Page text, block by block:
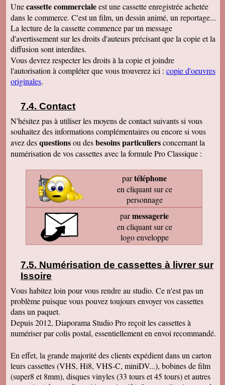
Unecassette commercialeest une cassette enregistrée achetée
dans le commerce. C'est un film, un dessin animé, un reportage...
La lecture de la cassette commence par un message
d'avertissement sur les droits d'auteurs précisant que la copie et la
diffusion sont interdites.
Vous devrez respecter les droits à la copie et joindre
l'autorisation à compléter que vous trouverez ici : copie d'oeuvres
originales.
Contact
N'hésitez pas à utiliser les moyens de contact suivants si vous
souhaitez des informations complémentaires ou encore si vous
avez desquestionsou desbesoins particuliersconcernant la
numérisation de vos cassettes avec la formule Pro Classique :
partéléphone
en cliquant sur ce
personnage
parmessagerie
en cliquant sur ce
logo enveloppe
Numérisation de cassettes à livrer sur
Issoire
Vous habitez loin pour vous rendre au studio. Ce n'est pas un
problème puisque vous pouvez toujours envoyer vos cassettes
dans un paquet.
Depuis 2012, Diaporama Studio Pro reçoit les cassettes à
numériser par colis postal, essentiellement en envoi recommandé.
En effet, la grande majorité des clients expédient dans un carton
leurs cassettes (VHS, Hi8, VHS-C, miniDV...), bobines de film
(super8 et 8mm), disques vinyles (33 tours et 45 tours) et autres